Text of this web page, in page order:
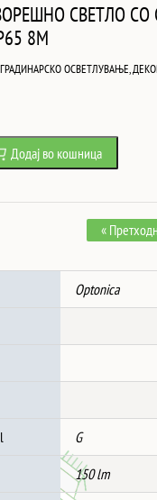
СВЕТЛО СО
8M
ГРАДИНАРСКО ОСВЕТЛУВАЊЕ,
ден.
Додај во кошница
«
Optonica
G
150 lm